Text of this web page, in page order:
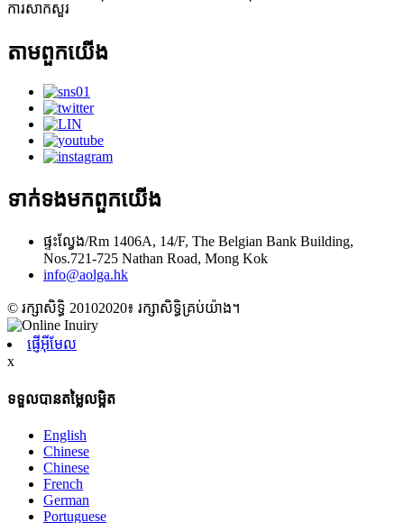
ការសាកសួរ
តាម​ពួក​យើង
ទាក់ទង​មក​ពួក​យើង
ផ្ទះល្វែង/Rm 1406A, 14/F, The Belgian Bank Building,
Nos.721-725 Nathan Road, Mong Kok
info@aolga.hk
© រក្សាសិទ្ធិ 20102020៖ រក្សាសិទ្ធិគ្រប់យ៉ាង។
ផ្ញើអ៊ីមែល
x
ទទួលបានតម្លៃលម្អិត
English
Chinese
Chinese
French
German
Portuguese